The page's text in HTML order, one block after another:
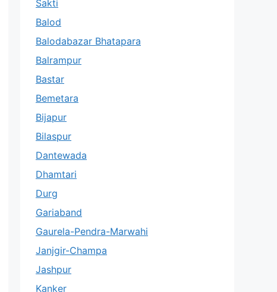
Sakti
Balod
Balodabazar Bhatapara
Balrampur
Bastar
Bemetara
Bijapur
Bilaspur
Dantewada
Dhamtari
Durg
Gariaband
Gaurela-Pendra-Marwahi
Janjgir-Champa
Jashpur
Kanker